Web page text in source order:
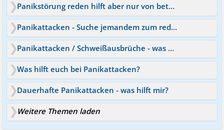
Panikstörung reden hilft aber nur von betroffener zu
Panikattacken - Suche jemandem zum reden
Panikattacken / Schweißausbrüche - was hilft?
Was hilft euch bei Panikattacken?
Dauerhafte Panikattacken - was hilft mir?
Weitere Themen laden